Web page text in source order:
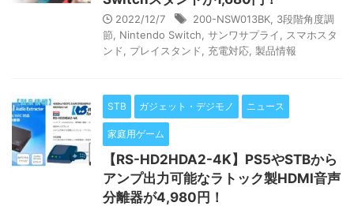
2022/12/7 200-NSW013BK 3段階角度調
節
Nintendo Switch サンワサプライ
スマホスタ
ンド
プレイスタンド 充電対応 製品情報
STB ガジェット・デジモノ ニュース
家庭用ゲーム
【RS-HD2HDA2-4K】PS5やSTBから
アンプ出力可能なラトック製HDMI音声
分離器が4,980円！